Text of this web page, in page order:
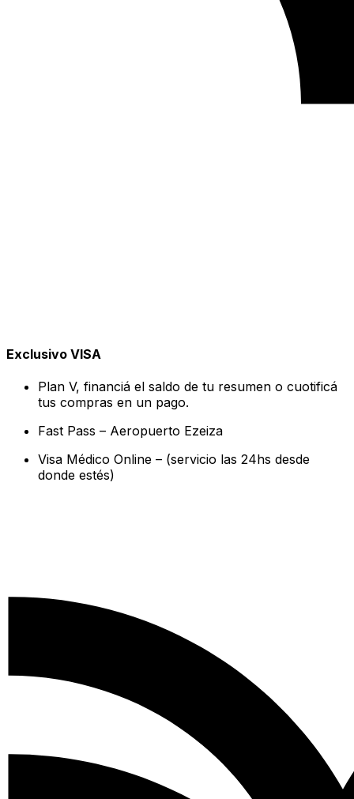
Exclusivo VISA
Plan V, financiá el saldo de tu resumen o cuotificá
tus compras en un pago.
Fast Pass – Aeropuerto Ezeiza
Visa Médico Online – (servicio las 24hs desde
donde estés)